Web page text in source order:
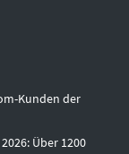
Kunden der
Über 1200